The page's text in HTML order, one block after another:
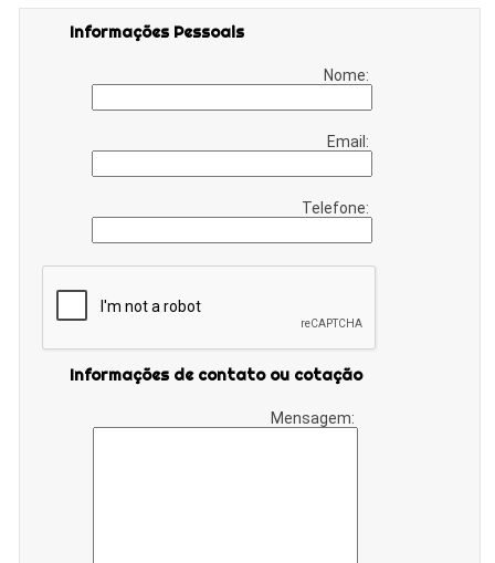
Informações Pessoais
Nome:
Email:
Telefone:
Informações de contato ou cotação
Mensagem: